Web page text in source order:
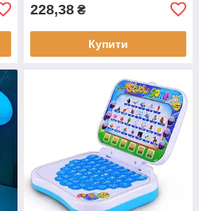
228,38 ₴
Купити